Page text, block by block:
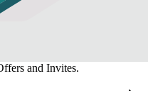
and Invites.